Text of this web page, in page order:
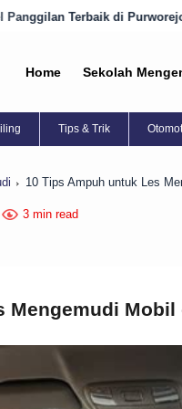
Sekarang! 9
Home Sekolah
Tips & Trik
10 Tips Ampuh untuk Les
3 min read
Mengemudi Mobil